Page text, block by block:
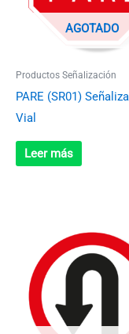
AGOTADO
Productos Señalización
PARE (SR01)
Vial
Leer más